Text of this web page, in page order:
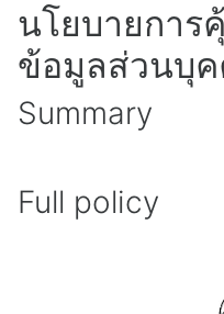
นโยบายการ
ข้อมูลส่วนบุ
Summary
Full policy